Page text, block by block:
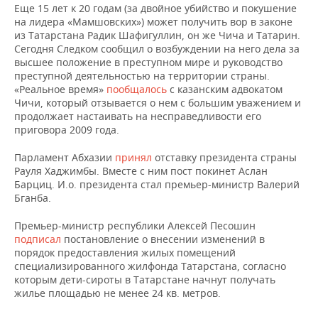
Еще 15 лет к 20 годам (за двойное убийство и покушение
на лидера «Мамшовских») может получить вор в законе
из Татарстана Радик Шафигуллин, он же Чича и Татарин.
Сегодня Следком сообщил о возбуждении на него дела за
высшее положение в преступном мире и руководство
преступной деятельностью на территории страны.
«Реальное время» пообщалось с казанским адвокатом
Чичи, который отзывается о нем с большим уважением и
продолжает настаивать на несправедливости его
приговора 2009 года.
Парламент Абхазии принял отставку президента страны
Рауля Хаджимбы. Вместе с ним пост покинет Аслан
Барциц. И.о. президента стал премьер-министр Валерий
Бганба.
Премьер-министр республики Алексей Песошин
подписал постановление о внесении изменений в
порядок предоставления жилых помещений
специализированного жилфонда Татарстана, согласно
которым дети-сироты в Татарстане начнут получать
жилье площадью не менее 24 кв. метров.